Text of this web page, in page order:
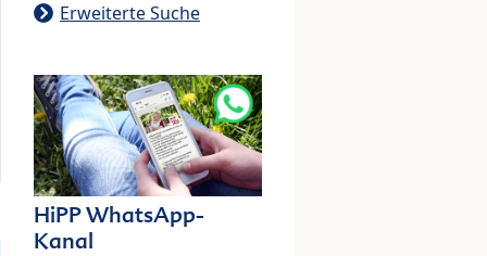
Erweiterte Suche
HiPP WhatsApp-
Kanal